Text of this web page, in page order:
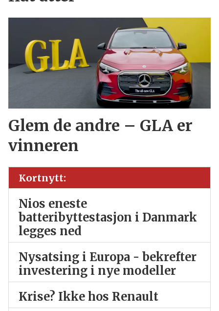
Glem de andre – GLA er
vinneren
Kortnytt:
Nios eneste
batteribyttestasjon i Danmark
legges ned
Nysatsing i Europa - bekrefter
investering i nye modeller
Krise? Ikke hos Renault